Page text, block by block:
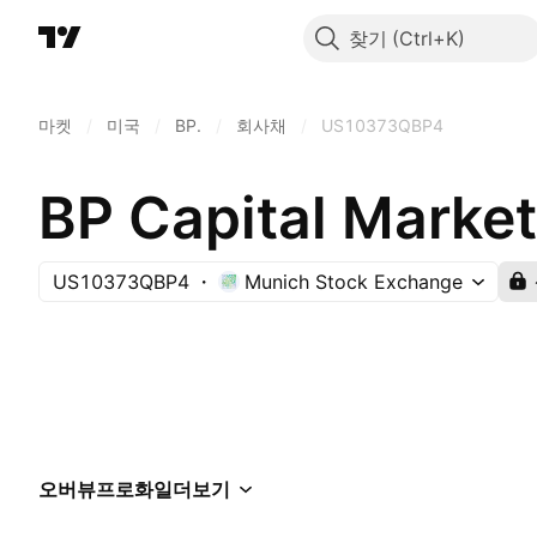
찾기
마켓 미국 BP. 회사채 US10373QBP4
US10373QBP4 Munich Stock Exchange
오버뷰프로화일더보기